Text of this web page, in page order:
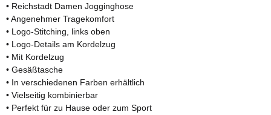
• Reichstadt Damen Jogginghose
• Angenehmer Tragekomfort
• Logo-Stitching, links oben
• Logo-Details am Kordelzug
• Mit Kordelzug
• Gesäßtasche
• In verschiedenen Farben erhältlich
• Vielseitig kombinierbar
• Perfekt für zu Hause oder zum Sport